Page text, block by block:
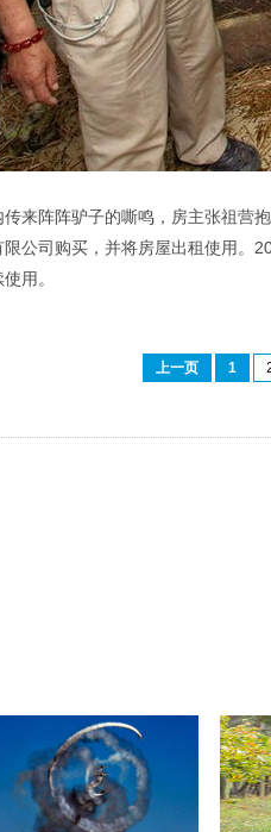
阵阵驴子的嘶鸣，房主张祖营
公司购买，并将房屋出租使用
用。
上一页 1